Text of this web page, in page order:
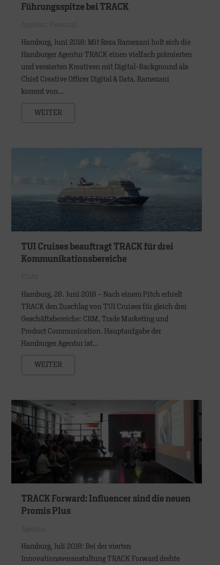
Führungsspitze bei TRACK
Hamburg, Juni 2018: Mit Reza Ramezani holt sich die
Hamburger Agentur TRACK einen vielfach prämierten
und versierten Kreativen mit Digital-Background als
Chief Creative Officer Digital & Data. Ramezani
kommt von…
WEITER
TUI Cruises beauftragt TRACK für drei
Kommunikationsbereiche
Hamburg, 28. Juni 2018 – Nach einem Pitch erhielt
TRACK den Zuschlag von TUI Cruises für gleich drei
Geschäftsbereiche: CRM, Trade Marketing und
Product Communication. Hauptaufgabe der
Hamburger Agentur ist…
WEITER
TRACK Forward: Influencer sind die neuen
Promis Plus
Hamburg, Juli 2018: Bei der vierten
Innovationsveranstaltung TRACK Forward drehte